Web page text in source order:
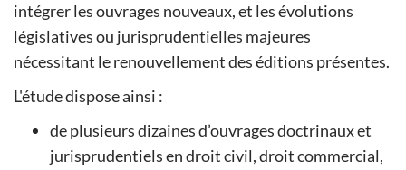
intégrer les ouvrages nouveaux, et les évolutions
législatives ou jurisprudentielles majeures
nécessitant le renouvellement des éditions présentes.
L'étude dispose ainsi :
de plusieurs dizaines d’ouvrages doctrinaux et
jurisprudentiels en droit civil, droit commercial,